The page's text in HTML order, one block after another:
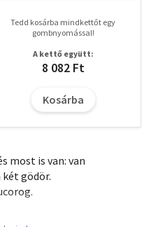
Tedd kosárba mindkettőt egy
gombnyomással!
A kettő együtt:
8 082 Ft
Kosárba
most is van: van
két gödör.